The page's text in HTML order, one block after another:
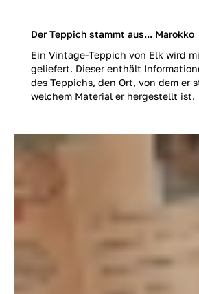
Der Teppich stammt aus... Marokko
Ein Vintage-Teppich von Elk wird
geliefert. Dieser enthält
des Teppichs, den Ort, von dem er
welchem Material er hergestellt ist.